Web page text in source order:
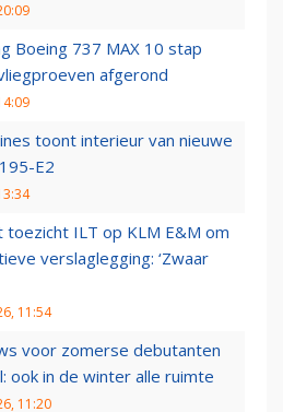
Boeing 737 MAX 10 stap
afgerond
toont interieur van nieuwe
E2
toezicht ILT op KLM E&M om
verslaglegging: ‘Zwaar
11:54
voor zomerse debutanten
ook in de winter alle ruimte
11:20